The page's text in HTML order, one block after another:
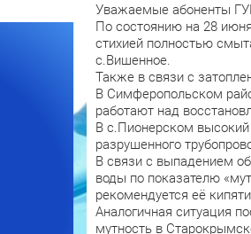
Уважаемые абоненты
По состоянию на 28
стихией полностью
с.Вишенное.
Также в связи с
В Симферопольском
работают над
В с.Пионерском высокий
разрушенного
В связи с выпадением
воды по показателю
рекомендуется её
Аналогичная ситуация
мутность в